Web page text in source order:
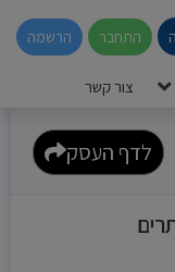
התחבר הרשמה
צור קשר
לדף העסק